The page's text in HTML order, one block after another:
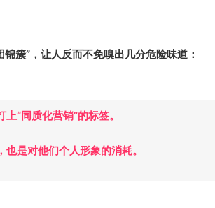
簇”，让人反而不免嗅出几分危险味道：
“同质化营销”的标签。
是对他们个人形象的消耗。